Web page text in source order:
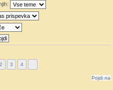
2 3 4
Pojdi na